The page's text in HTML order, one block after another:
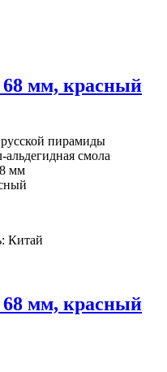
мм, красный
пирамиды
смола
мм
Китай
мм, красный